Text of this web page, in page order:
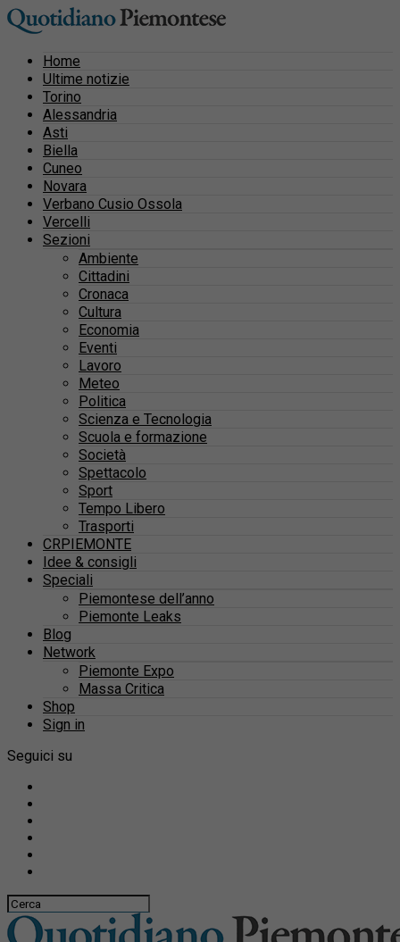
Home
Ultime notizie
Torino
Alessandria
Asti
Biella
Cuneo
Novara
Verbano Cusio Ossola
Vercelli
Sezioni
Ambiente
Cittadini
Cronaca
Cultura
Economia
Eventi
Lavoro
Meteo
Politica
Scienza e Tecnologia
Scuola e formazione
Società
Spettacolo
Sport
Tempo Libero
Trasporti
CRPIEMONTE
Idee & consigli
Speciali
Piemontese dell’anno
Piemonte Leaks
Blog
Network
Piemonte Expo
Massa Critica
Shop
Sign in
Seguici su